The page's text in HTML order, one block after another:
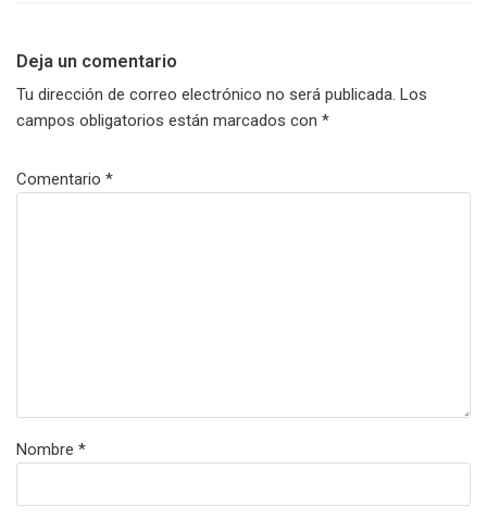
Deja un comentario
Tu dirección de correo electrónico no será publicada. Los
campos obligatorios están marcados con *
Comentario *
Nombre *